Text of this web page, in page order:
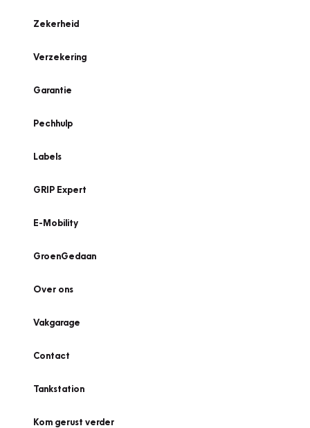
Zekerheid
Verzekering
Garantie
Pechhulp
Labels
GRIP Expert
E-Mobility
GroenGedaan
Over ons
Vakgarage
Contact
Tankstation
Kom gerust verder